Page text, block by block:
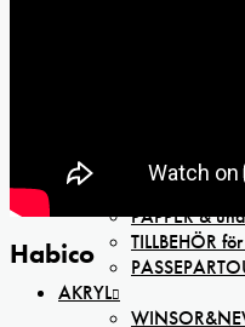
MEDIUM för
PENSLAR
PAPPER &
TILLBEHÖR
AKRYL
Habico